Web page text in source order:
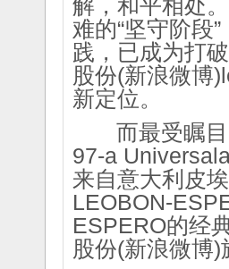
解，和平相处
难的“坚守阶段
践，已成为打
股份(新浪微博
新定位。
而最受瞩目
97-a
来自意大利皮
LEOBON-
ESPERO的经
股份(新浪微博)